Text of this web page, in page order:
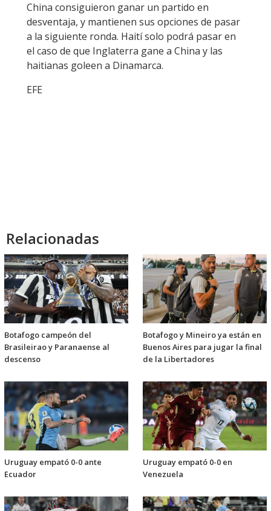
China consiguieron ganar un partido en
desventaja, y mantienen sus opciones de pasar
a la siguiente ronda. Haití solo podrá pasar en
el caso de que Inglaterra gane a China y las
haitianas goleen a Dinamarca.
EFE
Relacionadas
Botafogo campeón del
Brasileirao y Paranaense al
descenso
Botafogo y Mineiro ya están en
Buenos Aires para jugar la final
de la Libertadores
Uruguay empató 0-0 ante
Ecuador
Uruguay empató 0-0 en
Venezuela